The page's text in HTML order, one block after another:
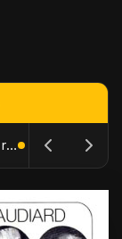
The Batman : Part II – Robert Pattinson replonge dans les ténèbres de Gotham dès octobre 2027